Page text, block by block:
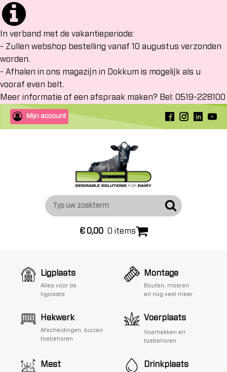
In verband met de vakantieperiode:
- Zullen webshop bestelling vanaf 10 augustus verzonden
worden.
- Afhalen in ons magazijn in Dokkum is mogelijk als u
vooraf even belt.
Meer informatie of een afspraak maken? Bel: 0519-228100
Mijn account
€0,00 0 items
Ligplaats
Alles voor de
ligplaats
Montage
Bouten, moeren
en nog veel meer
Hekwerk
Afscheidingen, buizen
toebehoren
Voerplaats
Voerhekken en
toebehoren
Mest Drinkplaats